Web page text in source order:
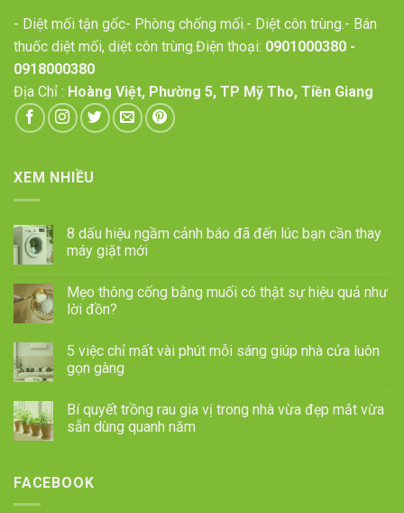
- Diệt mối tận gốc- Phòng chống mối.- Diệt côn trùng.- Bán
thuốc diệt mối, diệt côn trùng.Điện thoại: 0901000380 -
0918000380
Địa Chỉ : Hoàng Việt, Phường 5, TP Mỹ Tho, Tiền Giang
XEM NHIỀU
8 dấu hiệu ngầm cảnh báo đã đến lúc bạn cần thay
máy giặt mới
Mẹo thông cống bằng muối có thật sự hiệu quả như
lời đồn?
5 việc chỉ mất vài phút mỗi sáng giúp nhà cửa luôn
gọn gàng
Bí quyết trồng rau gia vị trong nhà vừa đẹp mắt vừa
sẵn dùng quanh năm
FACEBOOK